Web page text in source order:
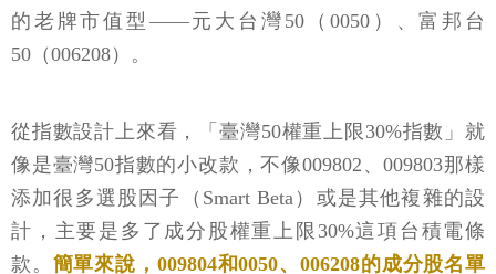
的老牌市值型——元大台灣50（0050）、富邦台
50（006208）。
從指數設計上來看，「臺灣50權重上限30%指數」就
像是臺灣50指數的小改款，不像009802、009803那樣
添加很多選股因子（Smart Beta）或是其他複雜的設
計，主要是多了成分股權重上限30%這項台積電條
款。 簡單來說，009804和0050、006208的成分股名單